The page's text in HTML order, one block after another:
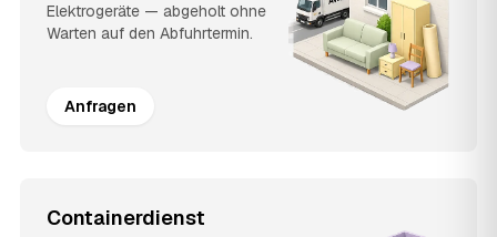
Elektrogeräte — abgeholt ohne
Warten auf den Abfuhrtermin.
Anfragen
Containerdienst